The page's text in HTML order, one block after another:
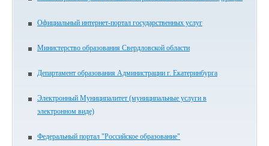
Официальный интернет-портал государственных услуг
Министерство образования Свердловской области
Департамент образования Администрации г. Екатеринбурга
Электронный Муниципалитет (муниципальные услуги в
электронном виде)
Федеральный портал "Российское образование"